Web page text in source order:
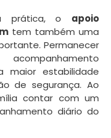
prática, o apoio
tem também uma
Permanecer
maior estabilidade
de segurança. Ao
contar com um
diário do